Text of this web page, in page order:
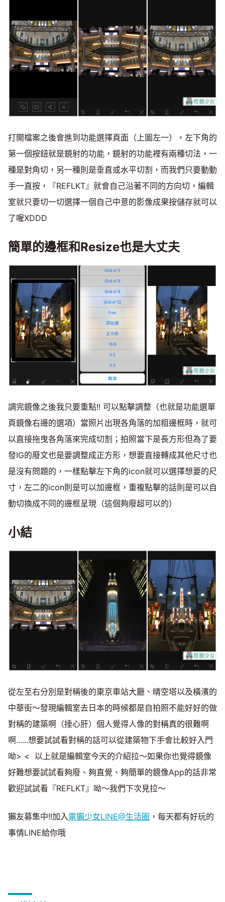
打開檔案之後會進到功能選擇頁面（上圖左一），左下角的
第一個按鈕就是鏡射的功能，鏡射的功能裡有兩種切法，一
種是對角切，另一種則是垂直或水平切割，而我們只要動動
手一直按，『REFLKT』就會自己沿著不同的方向切，編輯
室就只要切一切選擇一個自己中意的影像成果按儲存就可以
了喔XDDD
簡單的邊框和Resize也是大丈夫
調完鏡像之後我只要重點!! 可以點擊調整（也就是功能選單
頁鏡像右邊的選項）當照片出現各角落的加粗邊框時，就可
以直接拖曳各角落來完成切割；拍照當下是長方形但為了要
發IG的廢文也是要調整成正方形，想要直接轉成其他尺寸也
是沒有問題的，一樣點擊左下角的icon就可以選擇想要的尺
寸，左二的icon則是可以加邊框，重複點擊的話則是可以自
動切換成不同的邊框呈現（這個夠廢超可以的）
小結
從左至右分別是對稱後的東京車站大廳、晴空塔以及橫濱的
中華街～發現編輯室去日本的時候都是自拍照不能好好的做
對稱的建築啊（捶心肝）個人覺得人像的對稱真的很難啊
啊......想要試試看對稱的話可以從建築物下手會比較好入門
呦> < 以上就是編輯室今天的介紹拉～如果你也覺得鏡像
好難想要試試看夠廢、夠直覺、夠簡單的鏡像App的話非常
歡迎試試看『REFLKT』呦～我們下次見拉～
獺友募集中!!加入 電獺少女LINE@生活圈 ，每天都有好玩的
事情LINE給你哦